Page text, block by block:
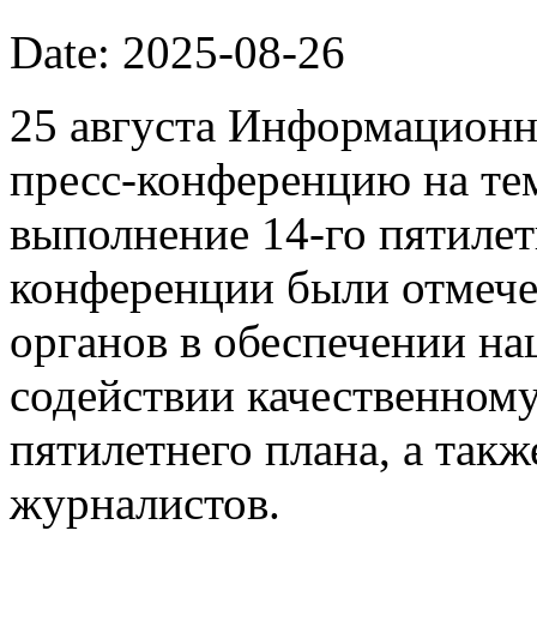
Date: 2025-08-26
25 августа
пресс-конференцию на
выполнение 14-го
конференции были
органов в обеспечении
содействии
пятилетнего плана, а
журналистов.